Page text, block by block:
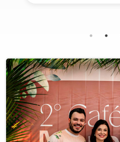
para o setor de
empresa Seu Consultor,
estratégias para aumentar
relacionamentos comerciais
oportunidades de
Municipal de Turismo e
Edna Carvalho, a Rede de
mais uma iniciativa da
para fortalecer o